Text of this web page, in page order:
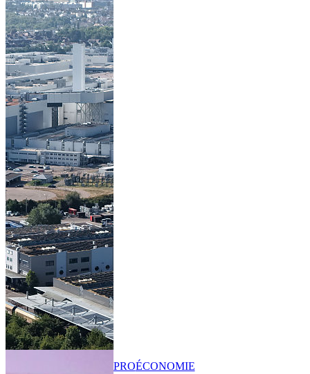
PROÉCONOMIE